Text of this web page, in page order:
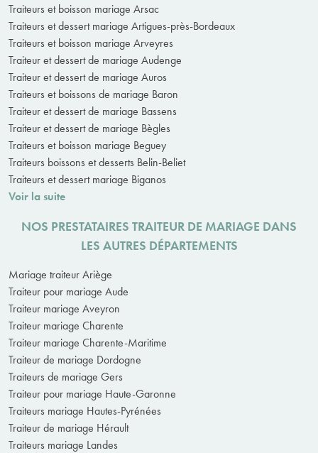
Traiteurs et boisson mariage Arsac
Traiteurs et dessert mariage Artigues-près-Bordeaux
Traiteurs et boisson mariage Arveyres
Traiteur et dessert de mariage Audenge
Traiteur et dessert de mariage Auros
Traiteurs et boissons de mariage Baron
Traiteur et dessert de mariage Bassens
Traiteur et dessert de mariage Bègles
Traiteurs et boisson mariage Beguey
Traiteurs boissons et desserts Belin-Beliet
Traiteurs et dessert mariage Biganos
Voir la suite
NOS PRESTATAIRES TRAITEUR DE MARIAGE DANS
LES AUTRES DÉPARTEMENTS
Mariage traiteur Ariège
Traiteur pour mariage Aude
Traiteur mariage Aveyron
Traiteur mariage Charente
Traiteur mariage Charente-Maritime
Traiteur de mariage Dordogne
Traiteurs de mariage Gers
Traiteur pour mariage Haute-Garonne
Traiteurs mariage Hautes-Pyrénées
Traiteur de mariage Hérault
Traiteurs mariage Landes